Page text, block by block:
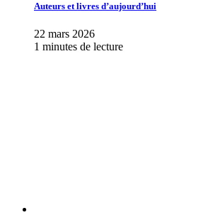
Auteurs et livres d’aujourd’hui
22 mars 2026
1 minutes de lecture